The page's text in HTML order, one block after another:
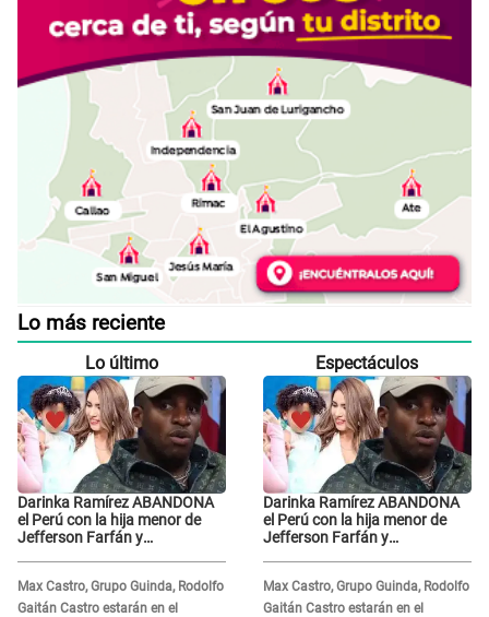
Lo más reciente
Lo último
Darinka Ramírez ABANDONA
el Perú con la hija menor de
Jefferson Farfán y
Max Castro, Grupo Guinda, Rodolfo
Gaitán Castro estarán en el
Espectáculos
Darinka Ramírez ABANDONA
el Perú con la hija menor de
Jefferson Farfán y
Max Castro, Grupo Guinda, Rodolfo
Gaitán Castro estarán en el